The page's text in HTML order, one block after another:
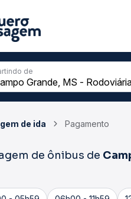
de
de ida Pagamento
de ônibus de